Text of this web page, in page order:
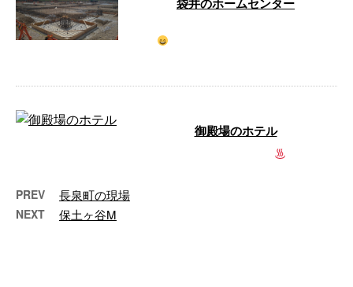
御殿場のホテル
PREV 長泉町の現場
NEXT 保土ヶ谷M